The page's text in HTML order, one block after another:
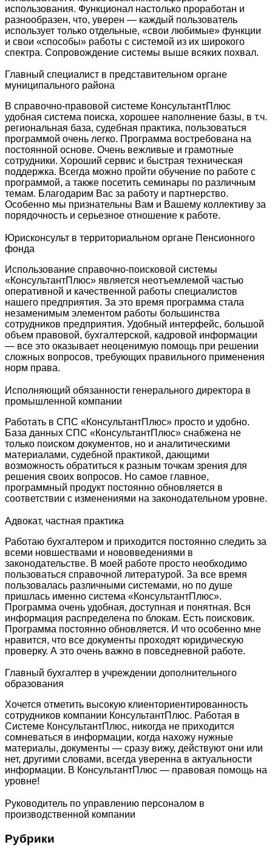
использования. Функционал настолько проработан и
разнообразен, что, уверен — каждый пользователь
использует только отдельные, «свои любимые» функции
и свои «способы» работы с системой из их широкого
спектра. Сопровождение системы выше всяких похвал.
Главный специалист в представительном органе
муниципального района
В справочно-правовой системе КонсультантПлюс
удобная система поиска, хорошее наполнение базы, в т.ч.
региональная база, судебная практика, пользоваться
программой очень легко. Программа востребована на
постоянной основе. Очень вежливые и грамотные
сотрудники. Хороший сервис и быстрая техническая
поддержка. Всегда можно пройти обучение по работе с
программой, а также посетить семинары по различным
темам. Благодарим Вас за работу и партнерство.
Особенно мы признательны Вам и Вашему коллективу за
порядочность и серьезное отношение к работе.
Юрисконсульт в территориальном органе Пенсионного
фонда
Использование справочно-поисковой системы
«КонсультантПлюс» является неотъемлемой частью
оперативной и качественной работы специалистов
нашего предприятия. За это время программа стала
незаменимым элементом работы большинства
сотрудников предприятия. Удобный интерфейс, большой
объем правовой, бухгалтерской, кадровой информации
— все это оказывает неоценимую помощь при решении
сложных вопросов, требующих правильного применения
норм права.
Исполняющий обязанности генерального директора в
промышленной компании
Работать в СПС «КонсультантПлюс» просто и удобно.
База данных СПС «КонсультантПлюс» снабжена не
только поиском документов, но и аналитическими
материалами, судебной практикой, дающими
возможность обратиться к разным точкам зрения для
решения своих вопросов. Но самое главное,
программный продукт постоянно обновляется в
соответствии с изменениями на законодательном уровне.
Адвокат, частная практика
Работаю бухгалтером и приходится постоянно следить за
всеми новшествами и нововведениями в
законодательстве. В моей работе просто необходимо
пользоваться справочной литературой. За все время
пользовалась различными системами, но по душе
пришлась именно система «КонсультантПлюс».
Программа очень удобная, доступная и понятная. Вся
информация распределена по блокам. Есть поисковик.
Программа постоянно обновляется. И что особенно мне
нравится, что все документы проходят юридическую
проверку. А это очень важно в повседневной работе.
Главный бухгалтер в учреждении дополнительного
образования
Хочется отметить высокую клиенториентированность
сотрудников компании КонсультантПлюс. Работая в
Системе КонсультантПлюс, никогда не приходится
сомневаться в информации, когда нахожу нужные
материалы, документы — сразу вижу, действуют они или
нет, другими словами, всегда уверенна в актуальности
информации. В КонсультантПлюс — правовая помощь на
уровне!
Руководитель по управлению персоналом в
производственной компании
Рубрики